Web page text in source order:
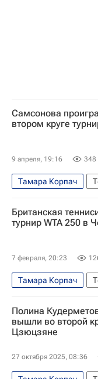
Самсонова
втором круге
9 апреля, 19:16 348
Тамара Корпач
Людмила
Женская теннисная
Британская
турнир WTA 250 в
7 февраля, 20:23
Тамара Корпач
Женская теннисная
Полина
вышли во второй
Цзюцзяне
27 октября 2025, 08:36